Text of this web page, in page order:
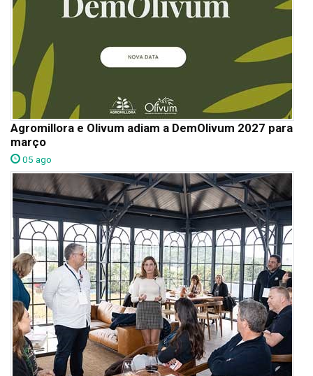
Agromillora e Olivum adiam a DemOlivum 2027 para
março
05 ago